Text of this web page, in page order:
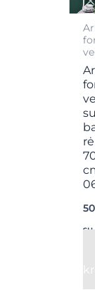
su
su